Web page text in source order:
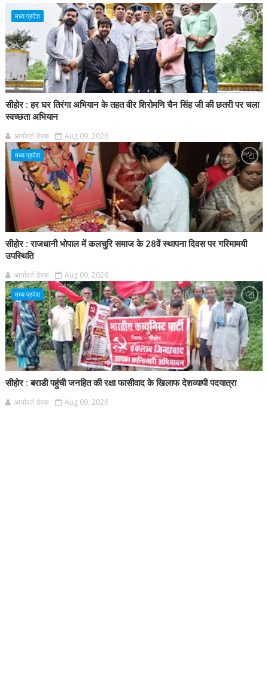
मध्य प्रदेश
सीहोर : हर घर तिरंगा अभियान के तहत वीर शिरोमणि चैन सिंह जी की छतरी पर चला
स्वच्छता अभियान
आर्यावर्त डेस्क Aug 09, 2026
मध्य प्रदेश
सीहोर : राजधानी भोपाल में कलचुरि समाज के 28वें स्थापना दिवस पर गरिमामयी
उपस्थिति
आर्यावर्त डेस्क Aug 09, 2026
मध्य प्रदेश
सीहोर : बराडी पहुंची जनहित की रक्षा फासीवाद के खिलाफ देशव्यापी पदयात्रा
आर्यावर्त डेस्क Aug 09, 2026